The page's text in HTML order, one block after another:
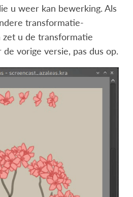
u weer kan bewerking. Als
transformatie-
zet u de transformatie
vorige versie, pas dus op.